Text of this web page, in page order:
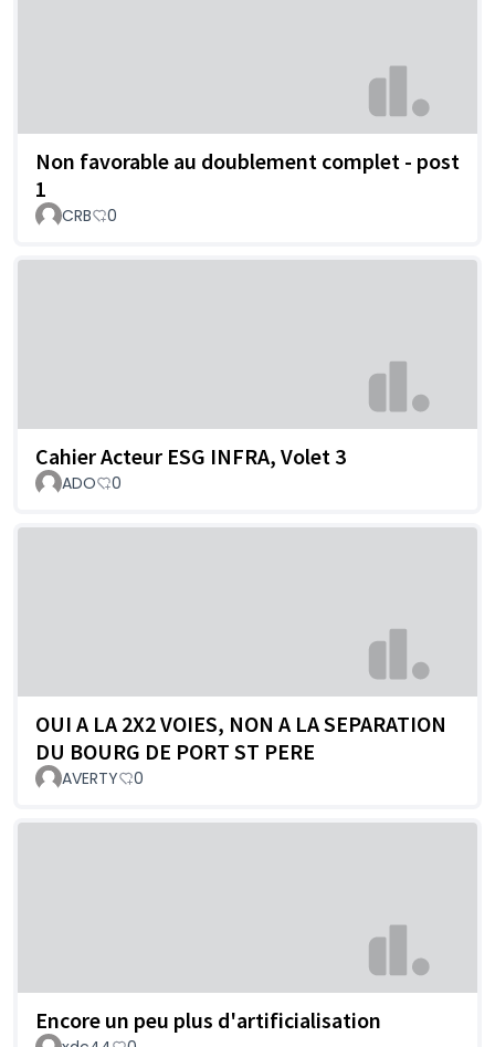
Non favorable au doublement complet - post
1
CRB 0
Cahier Acteur ESG INFRA, Volet 3
ADO 0
OUI A LA 2X2 VOIES, NON A LA SEPARATION
DU BOURG DE PORT ST PERE
AVERTY 0
Encore un peu plus d'artificialisation